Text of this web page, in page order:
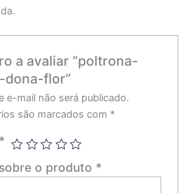
a avaliar “poltrona-
dona-flor”
e-mail não será publicado.
são marcados com *
*
o produto *